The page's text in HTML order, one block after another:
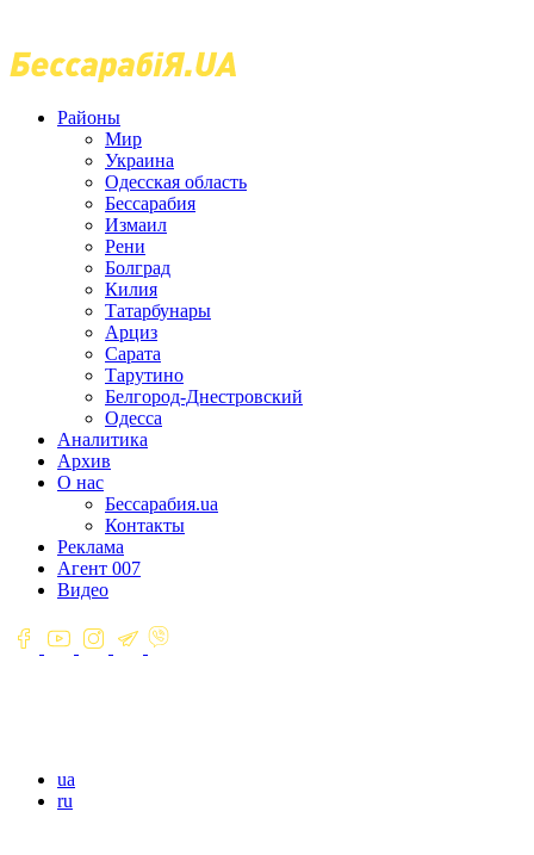
Районы
Мир
Украина
Одесская область
Бессарабия
Измаил
Рени
Болград
Килия
Татарбунары
Арциз
Сарата
Тарутино
Белгород-Днестровский
Одесса
Аналитика
Архив
О нас
Бессарабия.ua
Контакты
Реклама
Агент 007
Видео
ua
ru